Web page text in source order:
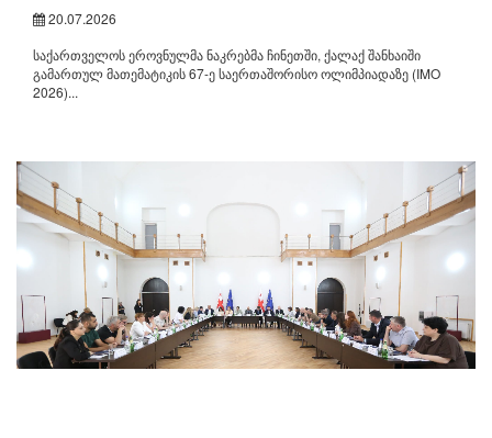
20.07.2026
საქართველოს ეროვნულმა ნაკრებმა ჩინეთში, ქალაქ შანხაიში
გამართულ მათემატიკის 67-ე საერთაშორისო ოლიმპიადაზე (IMO
2026)...